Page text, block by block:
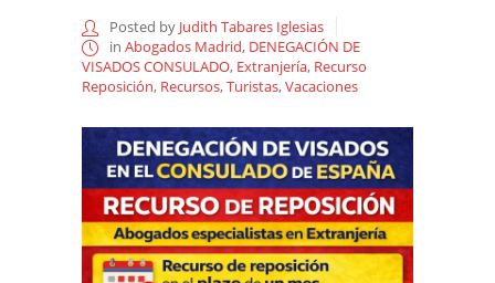
Posted by Judith Tabares Iglesias
in Abogados Madrid, DENEGACIÓN DE
VISADOS CONSULADO, Extranjería, Recurso
Reposición, Recursos,Turistas,Vacaciones